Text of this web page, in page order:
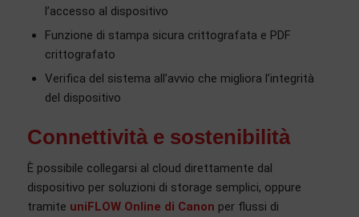
l’accesso al dispositivo
Funzione di stampa sicura crittografata e PDF
crittografato
Verifica del sistema all’avvio che migliora l’integrità
del dispositivo
Connettività e sostenibilità
È possibile collegarsi al cloud direttamente dal
dispositivo per soluzioni di storage semplici, oppure
tramite uniFLOW Online di Canon per flussi di